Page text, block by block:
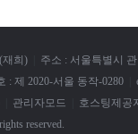
재희)
주소 : 서울특별시
: 제 2020-서울 동작-0280
관리자모드
호스팅제공
reserved.